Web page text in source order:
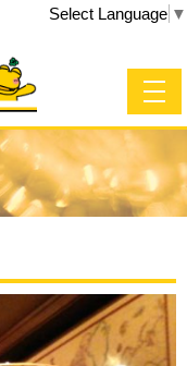
Select Language ▼